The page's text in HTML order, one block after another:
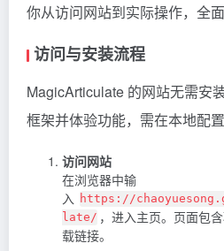
你从访问网站到实际操作，全面
访问与安装流程
MagicArticulate 的网站无需安
框架并体验功能，需在本地配
访问网站
在浏览器中输
入 https://
late/ ，进入主页。页面包
载链接。